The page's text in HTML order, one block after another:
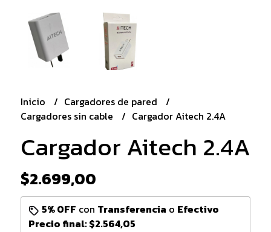
Inicio
Cargadores de pared
Cargadores sin cable
Cargador Aitech 2.4A
Cargador Aitech 2.4A
$2.699,00
5% OFF con Transferencia o Efectivo
Precio final:$2.564,05